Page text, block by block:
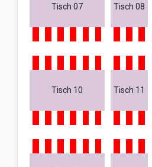
Tisch 07 Tisch 08
Tisch 10 Tisch 11